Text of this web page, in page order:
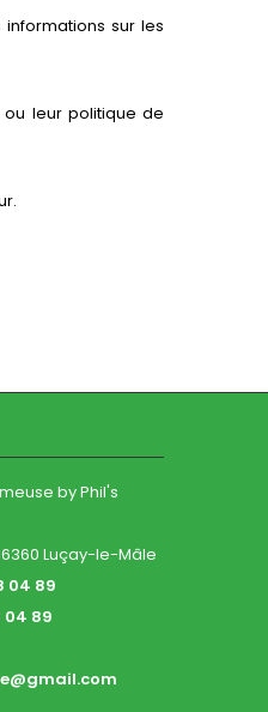
sur les
leur politique de
by Phil's
Luçay-le-Mâle
04 89
04 89